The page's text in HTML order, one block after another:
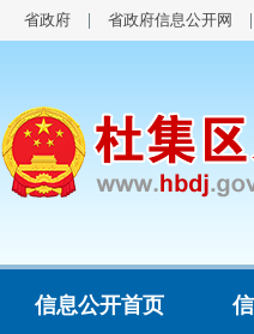
省政府 省政府信息公开网
信息公开首页